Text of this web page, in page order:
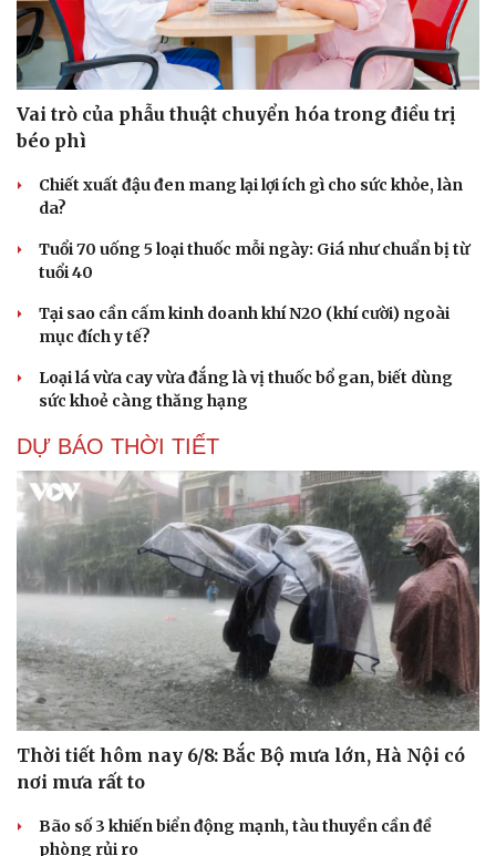
Vai trò của phẫu thuật chuyển hóa trong điều trị
béo phì
Chiết xuất đậu đen mang lại lợi ích gì cho sức khỏe, làn
da?
Tuổi 70 uống 5 loại thuốc mỗi ngày: Giá như chuẩn bị từ
tuổi 40
Tại sao cần cấm kinh doanh khí N2O (khí cười) ngoài
mục đích y tế?
Loại lá vừa cay vừa đắng là vị thuốc bổ gan, biết dùng
sức khoẻ càng thăng hạng
DỰ BÁO THỜI TIẾT
Thời tiết hôm nay 6/8: Bắc Bộ mưa lớn, Hà Nội có
nơi mưa rất to
Bão số 3 khiến biển động mạnh, tàu thuyền cần đề
phòng rủi ro